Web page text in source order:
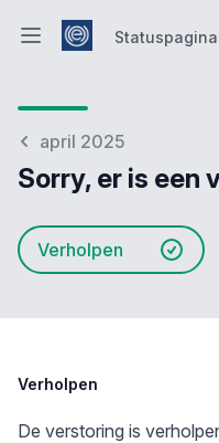
Hoofdmenu openen
Statuspagina
april 2025
Sorry, er is een
Verholpen
Verholpen
De verstoring is